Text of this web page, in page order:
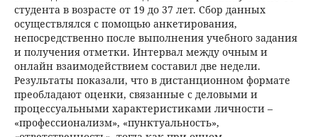
студента в возрасте от 19 до 37 лет. Сбор данных
осуществлялся с помощью анкетирования,
непосредственно после выполнения учебного задания
и получения отметки. Интервал между очным и
онлайн взаимодействием составил две недели.
Результаты показали, что в дистанционном формате
преобладают оценки, связанные с деловыми и
процессуальными характеристиками личности –
«профессионализм», «пунктуальность»,